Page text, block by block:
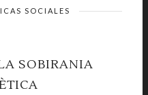
SOCIALES
SOBIRANIA